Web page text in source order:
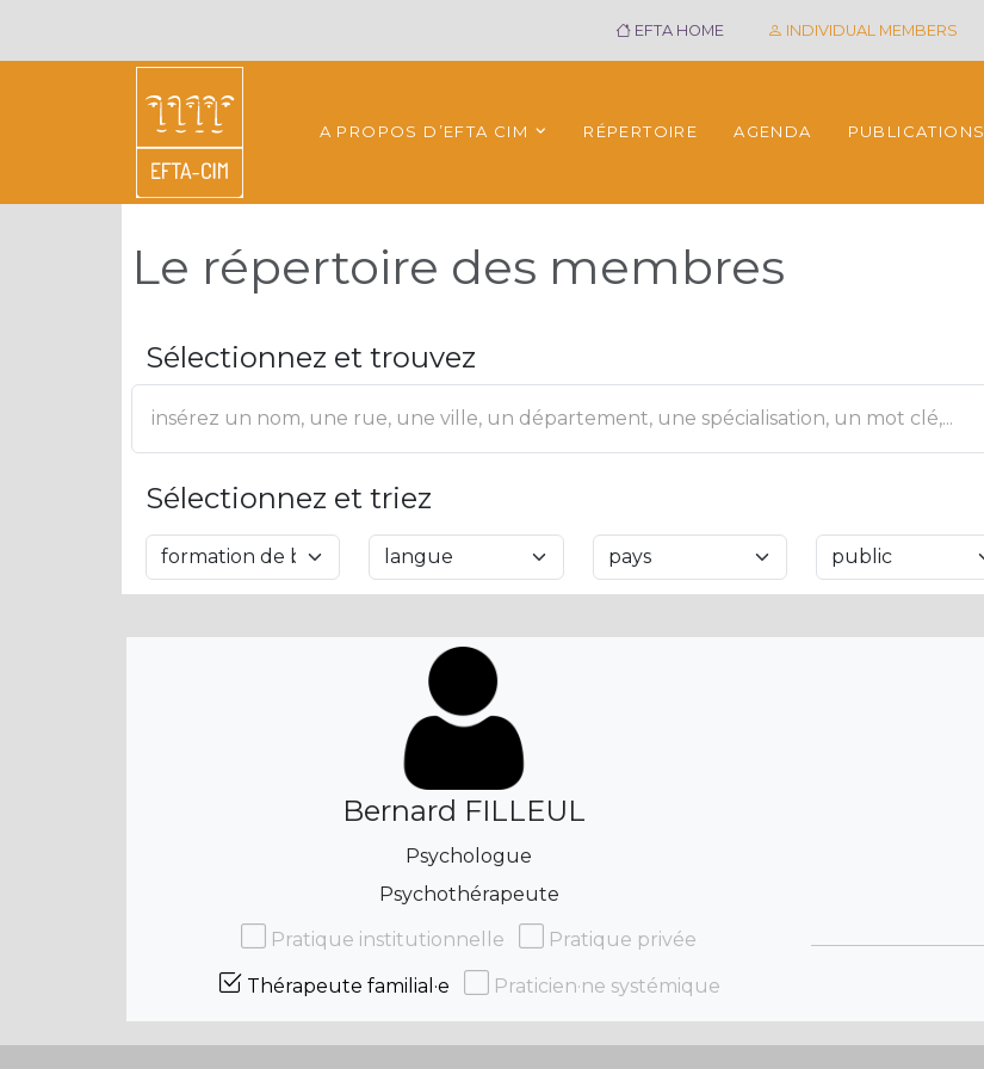
EFTA HOME INDIVIDUAL MEMBERS
A PROPOS D’EFTA CIM RÉPERTOIRE AGENDA PUBLICATIONS
Le répertoire des membres
Sélectionnez et trouvez
Sélectionnez et triez
Bernard FILLEUL
Psychologue
Psychothérapeute
Pratique institutionnelle
Pratique privée
Thérapeute familial·e Praticien·ne systémique